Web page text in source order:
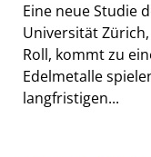
Eine neue Studie
Universität
Roll, kommt zu
Edelmetalle
langfristigen...